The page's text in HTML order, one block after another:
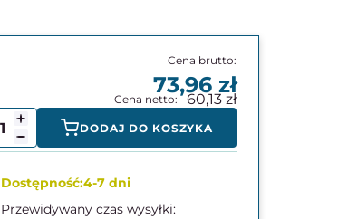
73,96
60,13
DODAJ DO KOSZYKA
4-7 dni
Przewidywany czas wysyłki: